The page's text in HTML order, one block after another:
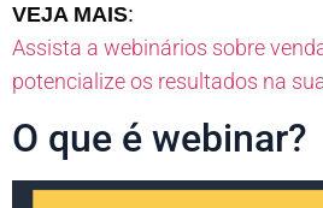
VEJA MAIS:
Assista a webinários sobre
potencialize os resultados na
O que é webinar?